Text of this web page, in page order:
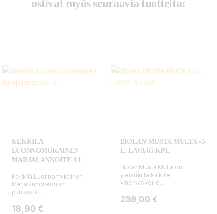
ostivat myös seuraavia tuotteita:
KEKKILÄ
LUONNOMUKAINEN
MARJALANNOITE 3 L
Kekkilä Luonnomukainen
Marjalannoiteon on
puhtaista...
Hinta
18,90 €
BIOLAN MUSTA MULTA 45
L, LAVA 65 KPL
Biolan Musta Multa on
yleismulta kaikille
viherkasveille...
Hinta
259,00 €